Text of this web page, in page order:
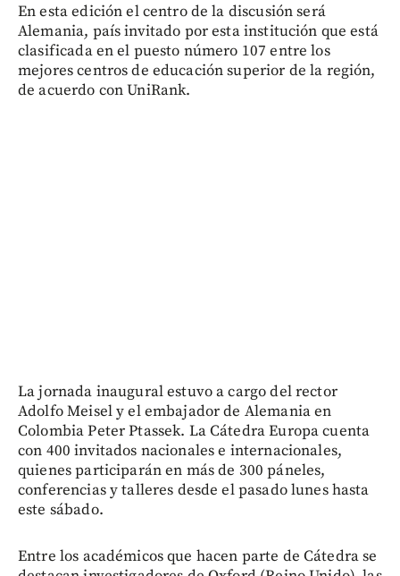
En esta edición el centro de la discusión será
Alemania, país invitado por esta institución que está
clasificada en el puesto número 107 entre los
mejores centros de educación superior de la región,
de acuerdo con UniRank.
La jornada inaugural estuvo a cargo del rector
Adolfo Meisel y el embajador de Alemania en
Colombia Peter Ptassek. La Cátedra Europa cuenta
con 400 invitados nacionales e internacionales,
quienes participarán en más de 300 páneles,
conferencias y talleres desde el pasado lunes hasta
este sábado.
Entre los académicos que hacen parte de Cátedra se